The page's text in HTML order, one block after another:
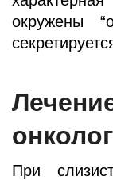
окружены
При